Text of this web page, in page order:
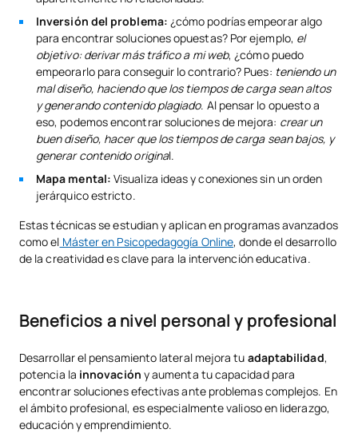
Inversión del problema: ¿cómo podrías empeorar algo
para encontrar soluciones opuestas? Por ejemplo, el
objetivo: derivar más tráfico a mi web, ¿cómo puedo
empeorarlo para conseguir lo contrario? Pues: teniendo un
mal diseño, haciendo que los tiempos de carga sean altos
y generando contenido plagiado. Al pensar lo opuesto a
eso, podemos encontrar soluciones de mejora: crear un
buen diseño, hacer que los tiempos de carga sean bajos, y
generar contenido original.
Mapa mental: Visualiza ideas y conexiones sin un orden
jerárquico estricto.
Estas técnicas se estudian y aplican en programas avanzados
como el Máster en Psicopedagogía Online, donde el desarrollo
de la creatividad es clave para la intervención educativa.
Beneficios a nivel personal y profesional
Desarrollar el pensamiento lateral mejora tu adaptabilidad,
potencia la innovación y aumenta tu capacidad para
encontrar soluciones efectivas ante problemas complejos. En
el ámbito profesional, es especialmente valioso en liderazgo,
educación y emprendimiento.